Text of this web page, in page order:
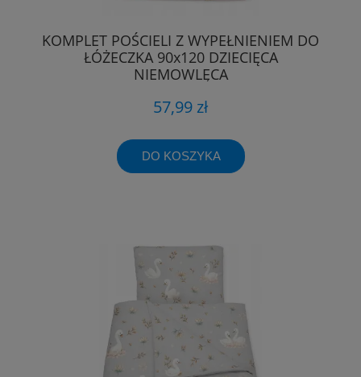
KOMPLET POŚCIELI Z WYPEŁNIENIEM DO
ŁÓŻECZKA 90x120 DZIECIĘCA
NIEMOWLĘCA
57,99 zł
DO KOSZYKA